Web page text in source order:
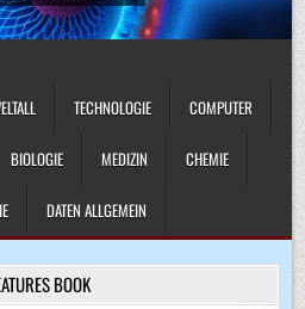
TECHNOLOGIE COMPUTER
BIOLOGIE MEDIZIN CHEMIE
DATEN ALLGEMEIN
BOOK